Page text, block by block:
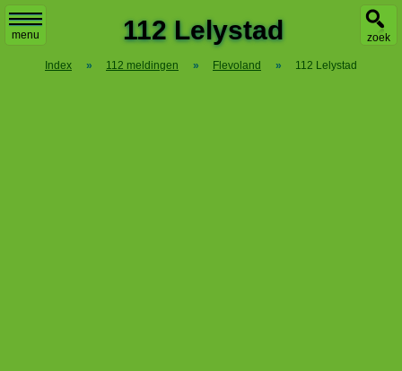
menu zoek
112 Lelystad
Index » 112 meldingen » Flevoland » 112 Lelystad